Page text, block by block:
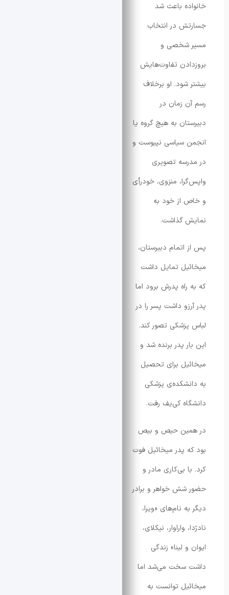
باعث شد
در انتخاب
شخصی و
تفاوت‌هایش
شود. او برخلاف
زمان در
به هیچ گروه یا
سیاسی نپیوست و
تصویری
منزوی، خودرأی
از خود به
گذاشت.
اتمام دبیرستان،
تمایل داشت
پدرش برود اما
داشت پسر را در
تصور کند.
پدر برنده شد و
برای تحصیل
پزشکی
کی‌یف رفت.
حیص و بیص
پدر میخائیل فوت
بی‌کاری مادر و
خواهر و برادر
نام‌های «ویرا،
واراوار، نیکلای،
لینا» زندگی
سخت می‌شد اما
توانست به